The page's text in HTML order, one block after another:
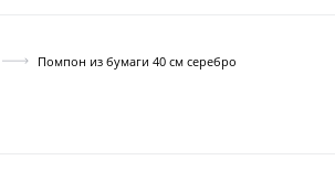
Помпон из бумаги 40 см серебро